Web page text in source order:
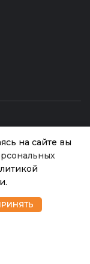
Сергей
на сайте вы
Мой аккаунт